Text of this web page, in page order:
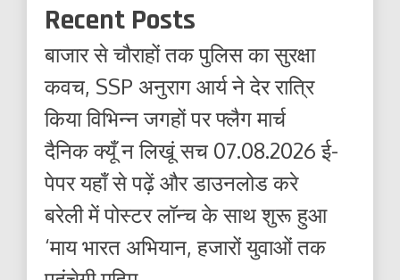
Recent Posts
बाजार से चौराहों तक पुलिस का सुरक्षा
कवच, SSP अनुराग आर्य ने देर रात्रि
किया विभिन्न जगहों पर फ्लैग मार्च
दैनिक क्यूँ न लिखूं सच 07.08.2026 ई-
पेपर यहाँ से पढ़ें और डाउनलोड करे
बरेली में पोस्टर लॉन्च के साथ शुरू हुआ
‘माय भारत अभियान, हजारों युवाओं तक